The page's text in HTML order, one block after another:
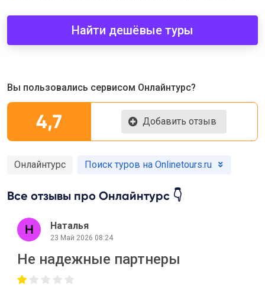
Найти дешёвые туры
Вы пользовались сервисом Онлайнтурс?
4,7 Добавить отзыв
Онлайнтурс Поиск туров на Onlinetours.ru
Все отзывы про Онлайнтурс 👇
Наталья
23 Май 2026 08:24
Не надежные партнеры